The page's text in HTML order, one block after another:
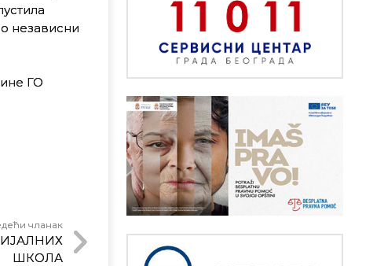
независни
ГО
чланак
ШКОЛА